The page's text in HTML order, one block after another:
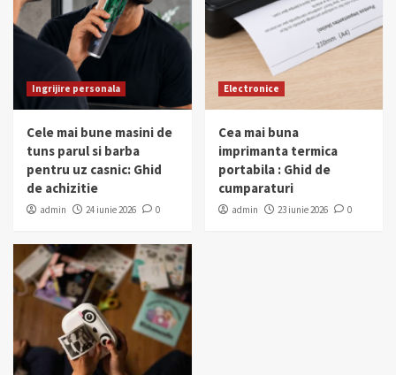
Ingrijire personala
Cele mai bune masini de
tuns parul si barba
pentru uz casnic: Ghid
de achizitie
admin 24 iunie 2026 0
Electronice
Cea mai buna
imprimanta termica
portabila : Ghid de
cumparaturi
admin 23 iunie 2026 0